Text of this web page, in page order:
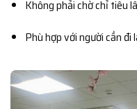
Không phải chờ chỉ tiêu
Phù hợp với người cần đi